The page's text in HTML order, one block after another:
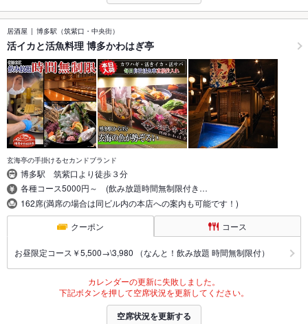
居酒屋 博多駅（筑紫口・中央街）
活イカと活魚料理 博多かわはぎ亭
玄海亭の手掛けるセカンドブランド
博多駅 筑紫口より徒歩３分
各種コース5000円～ (飲み放題時間無制限付き…
162席(満席の場合は同ビル内の本店への案内も可能です！)
クーポン コース
お昼限定コース￥5,500→\3,980 （なんと！飲み放題 時間無制限付）
カレンダーの更新に失敗しました。
下記ボタンを押して空席状況を更新してください。
空席状況を更新する